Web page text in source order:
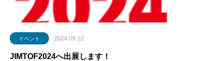
イベント 2024.09.12
JIMTOF2024へ出展します！